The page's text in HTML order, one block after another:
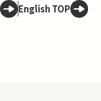
English TOP